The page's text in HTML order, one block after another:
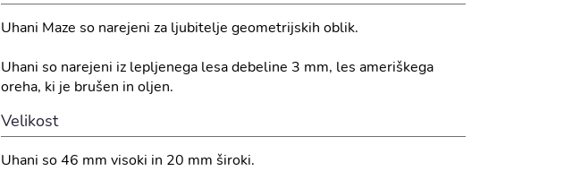
Uhani Maze so narejeni za ljubitelje geometrijskih oblik.
Uhani so narejeni iz lepljenega lesa debeline 3 mm, les ameriškega
oreha, ki je brušen in oljen.
Velikost
Uhani so 46 mm visoki in 20 mm široki.